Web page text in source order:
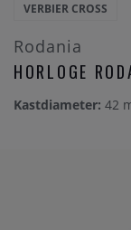
VERBIER CROSS
Rodania
HORLOGE
Kastdiameter: 42